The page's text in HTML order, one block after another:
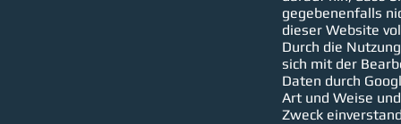
gegebenenfalls
dieser Website
Durch die
sich mit der
Daten durch
Art und Weise
Zweck